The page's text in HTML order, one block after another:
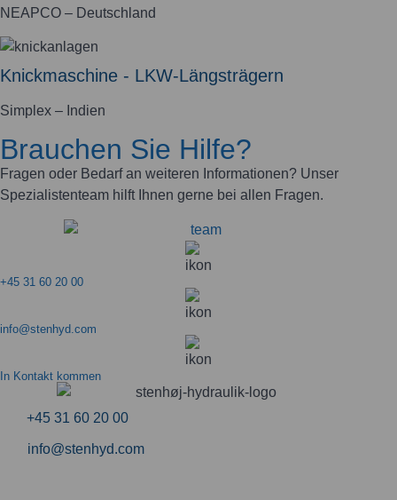
NEAPCO – Deutschland
Knickmaschine - LKW-Längsträgern
Simplex – Indien
Brauchen Sie Hilfe?
Fragen oder Bedarf an weiteren Informationen? Unser
Spezialistenteam hilft Ihnen gerne bei allen Fragen.
+45 31 60 20 00
info@stenhyd.com
In Kontakt kommen
+45 31 60 20 00
info@stenhyd.com